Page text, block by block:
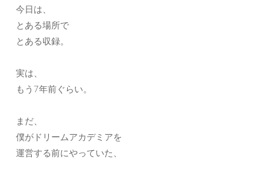
今日は、
とある場所で
とある収録。
実は、
もう7年前ぐらい。
まだ、
僕がドリームアカデミアを
運営する前にやっていた、